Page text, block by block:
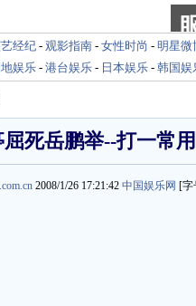
经纪 - 观影指南 - 女性时尚 - 明星微
娱乐 - 港台娱乐 - 日本娱乐 - 韩国娱
死岳鹏举--打一常
2008/1/26 17:21:42 中国娱乐网 [字